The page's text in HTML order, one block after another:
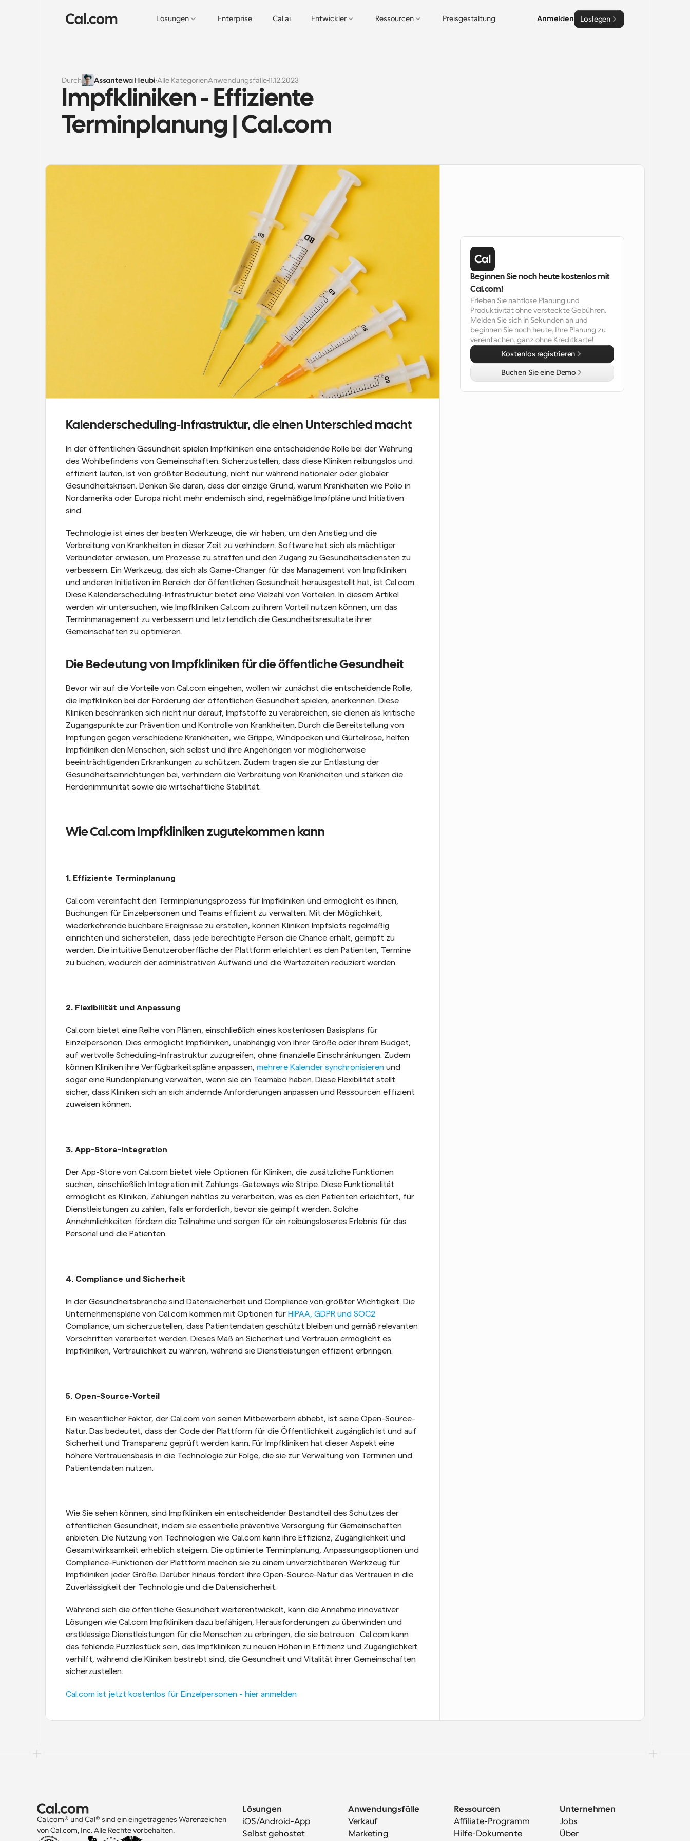
Lösungen Enterprise Cal.ai Entwickler Ressourcen Preisgestaltung Anmelden Loslegen
Durch Assantewa Heubi Alle KategorienAnwendungsfälle11.12.2023
Impfkliniken - Effiziente
Terminplanung | Cal.com
Kalenderscheduling-Infrastruktur, die einen Unterschied macht
In der öffentlichen Gesundheit spielen Impfkliniken eine entscheidende Rolle bei der Wahrung
des Wohlbefindens von Gemeinschaften. Sicherzustellen, dass diese Kliniken reibungslos und
effizient laufen, ist von größter Bedeutung, nicht nur während nationaler oder globaler
Gesundheitskrisen. Denken Sie daran, dass der einzige Grund, warum Krankheiten wie Polio in
Nordamerika oder Europa nicht mehr endemisch sind, regelmäßige Impfpläne und Initiativen
sind.
Technologie ist eines der besten Werkzeuge, die wir haben, um den Anstieg und die
Verbreitung von Krankheiten in dieser Zeit zu verhindern. Software hat sich als mächtiger
Verbündeter erwiesen, um Prozesse zu straffen und den Zugang zu Gesundheitsdiensten zu
verbessern. Ein Werkzeug, das sich als Game-Changer für das Management von Impfkliniken
und anderen Initiativen im Bereich der öffentlichen Gesundheit herausgestellt hat, ist Cal.com.
Diese Kalenderscheduling-Infrastruktur bietet eine Vielzahl von Vorteilen. In diesem Artikel
werden wir untersuchen, wie Impfkliniken Cal.com zu ihrem Vorteil nutzen können, um das
Terminmanagement zu verbessern und letztendlich die Gesundheitsresultate ihrer
Gemeinschaften zu optimieren.
Die Bedeutung von Impfkliniken für die öffentliche Gesundheit
Bevor wir auf die Vorteile von Cal.com eingehen, wollen wir zunächst die entscheidende Rolle,
die Impfkliniken bei der Förderung der öffentlichen Gesundheit spielen, anerkennen. Diese
Kliniken beschränken sich nicht nur darauf, Impfstoffe zu verabreichen; sie dienen als kritische
Zugangspunkte zur Prävention und Kontrolle von Krankheiten. Durch die Bereitstellung von
Impfungen gegen verschiedene Krankheiten, wie Grippe, Windpocken und Gürtelrose, helfen
Impfkliniken den Menschen, sich selbst und ihre Angehörigen vor möglicherweise
beeinträchtigenden Erkrankungen zu schützen. Zudem tragen sie zur Entlastung der
Gesundheitseinrichtungen bei, verhindern die Verbreitung von Krankheiten und stärken die
Herdenimmunität sowie die wirtschaftliche Stabilität.
Wie Cal.com Impfkliniken zugutekommen kann
1. Effiziente Terminplanung
Cal.com vereinfacht den Terminplanungsprozess für Impfkliniken und ermöglicht es ihnen,
Buchungen für Einzelpersonen und Teams effizient zu verwalten. Mit der Möglichkeit,
wiederkehrende buchbare Ereignisse zu erstellen, können Kliniken Impfslots regelmäßig
einrichten und sicherstellen, dass jede berechtigte Person die Chance erhält, geimpft zu
werden. Die intuitive Benutzeroberfläche der Plattform erleichtert es den Patienten, Termine
zu buchen, wodurch der administrativen Aufwand und die Wartezeiten reduziert werden.
2. Flexibilität und Anpassung
Cal.com bietet eine Reihe von Plänen, einschließlich eines kostenlosen Basisplans für
Einzelpersonen. Dies ermöglicht Impfkliniken, unabhängig von ihrer Größe oder ihrem Budget,
auf wertvolle Scheduling-Infrastruktur zuzugreifen, ohne finanzielle Einschränkungen. Zudem
können Kliniken ihre Verfügbarkeitspläne anpassen, mehrere Kalender synchronisieren und
sogar eine Rundenplanung verwalten, wenn sie ein Teamabo haben. Diese Flexibilität stellt
sicher, dass Kliniken sich an sich ändernde Anforderungen anpassen und Ressourcen effizient
zuweisen können.
3. App-Store-Integration
Der App-Store von Cal.com bietet viele Optionen für Kliniken, die zusätzliche Funktionen
suchen, einschließlich Integration mit Zahlungs-Gateways wie Stripe. Diese Funktionalität
ermöglicht es Kliniken, Zahlungen nahtlos zu verarbeiten, was es den Patienten erleichtert, für
Dienstleistungen zu zahlen, falls erforderlich, bevor sie geimpft werden. Solche
Annehmlichkeiten fördern die Teilnahme und sorgen für ein reibungsloseres Erlebnis für das
Personal und die Patienten.
4. Compliance und Sicherheit
In der Gesundheitsbranche sind Datensicherheit und Compliance von größter Wichtigkeit. Die
Unternehmenspläne von Cal.com kommen mit Optionen für HIPAA, GDPR und SOC2
Compliance, um sicherzustellen, dass Patientendaten geschützt bleiben und gemäß relevanten
Vorschriften verarbeitet werden. Dieses Maß an Sicherheit und Vertrauen ermöglicht es
Impfkliniken, Vertraulichkeit zu wahren, während sie Dienstleistungen effizient erbringen.
5. Open-Source-Vorteil
Ein wesentlicher Faktor, der Cal.com von seinen Mitbewerbern abhebt, ist seine Open-Source-
Natur. Das bedeutet, dass der Code der Plattform für die Öffentlichkeit zugänglich ist und auf
Sicherheit und Transparenz geprüft werden kann. Für Impfkliniken hat dieser Aspekt eine
höhere Vertrauensbasis in die Technologie zur Folge, die sie zur Verwaltung von Terminen und
Patientendaten nutzen.
Wie Sie sehen können, sind Impfkliniken ein entscheidender Bestandteil des Schutzes der
öffentlichen Gesundheit, indem sie essentielle präventive Versorgung für Gemeinschaften
anbieten. Die Nutzung von Technologien wie Cal.com kann ihre Effizienz, Zugänglichkeit und
Gesamtwirksamkeit erheblich steigern. Die optimierte Terminplanung, Anpassungsoptionen und
Compliance-Funktionen der Plattform machen sie zu einem unverzichtbaren Werkzeug für
Impfkliniken jeder Größe. Darüber hinaus fördert ihre Open-Source-Natur das Vertrauen in die
Zuverlässigkeit der Technologie und die Datensicherheit.
Während sich die öffentliche Gesundheit weiterentwickelt, kann die Annahme innovativer
Lösungen wie Cal.com Impfkliniken dazu befähigen, Herausforderungen zu überwinden und
erstklassige Dienstleistungen für die Menschen zu erbringen, die sie betreuen.  Cal.com kann
das fehlende Puzzlestück sein, das Impfkliniken zu neuen Höhen in Effizienz und Zugänglichkeit
verhilft, während die Kliniken bestrebt sind, die Gesundheit und Vitalität ihrer Gemeinschaften
sicherzustellen.
Cal.com ist jetzt kostenlos für Einzelpersonen - hier anmelden
Beginnen Sie noch heute kostenlos mit
Cal.com!
Erleben Sie nahtlose Planung und
Produktivität ohne versteckte Gebühren.
Melden Sie sich in Sekunden an und
beginnen Sie noch heute, Ihre Planung zu
vereinfachen, ganz ohne Kreditkarte!
Kostenlos registrieren
Buchen Sie eine Demo
Cal.com® und Cal® sind ein eingetragenes Warenzeichen
von Cal.com, Inc. Alle Rechte vorbehalten.
Lösungen
iOS/Android-App
Selbst gehostet
Anwendungsfälle
Verkauf
Marketing
Ressourcen
Affiliate-Programm
Hilfe-Dokumente
Unternehmen
Jobs
Über